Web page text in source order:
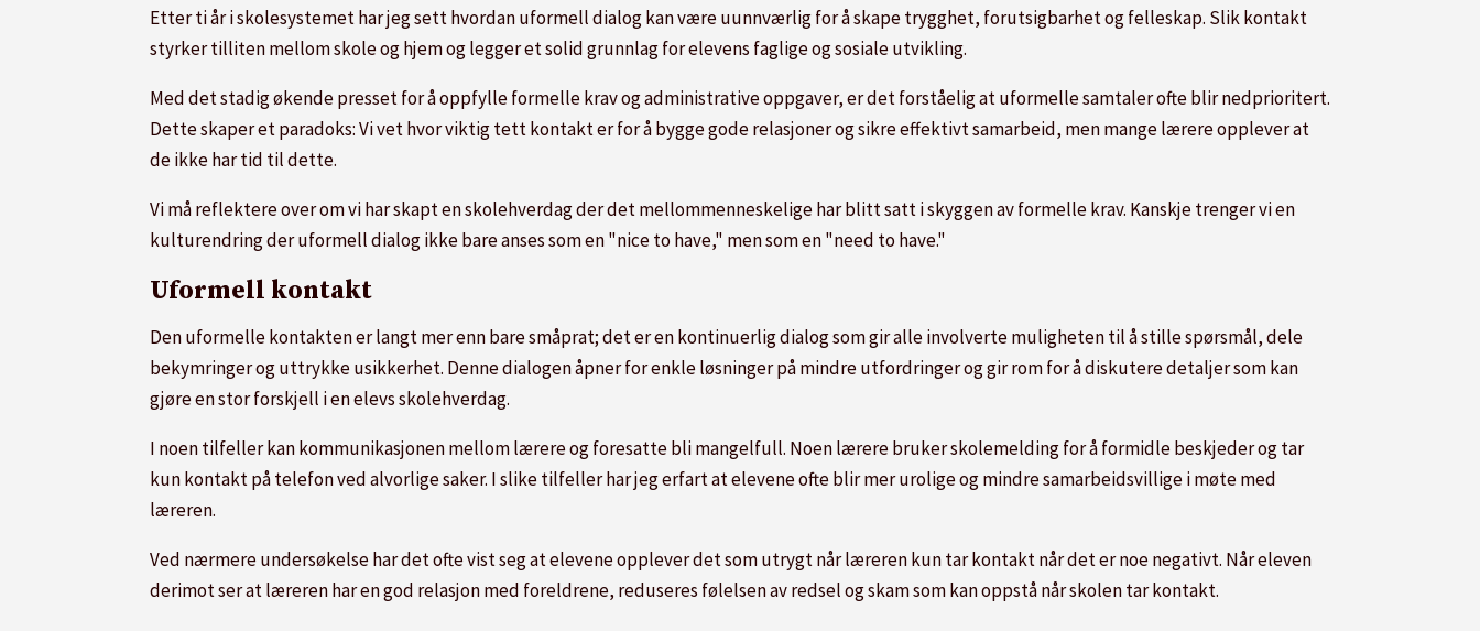
Etter ti år i skolesystemet har jeg sett hvordan uformell dialog kan være uunnværlig for å skape trygghet, forutsigbarhet og felleskap. Slik kontakt
styrker tilliten mellom skole og hjem og legger et solid grunnlag for elevens faglige og sosiale utvikling.
Med det stadig økende presset for å oppfylle formelle krav og administrative oppgaver, er det forståelig at uformelle samtaler ofte blir nedprioritert.
Dette skaper et paradoks: Vi vet hvor viktig tett kontakt er for å bygge gode relasjoner og sikre effektivt samarbeid, men mange lærere opplever at
de ikke har tid til dette.
Vi må reflektere over om vi har skapt en skolehverdag der det mellommenneskelige har blitt satt i skyggen av formelle krav. Kanskje trenger vi en
kulturendring der uformell dialog ikke bare anses som en "nice to have," men som en "need to have."
Uformell kontakt
Den uformelle kontakten er langt mer enn bare småprat; det er en kontinuerlig dialog som gir alle involverte muligheten til å stille spørsmål, dele
bekymringer og uttrykke usikkerhet. Denne dialogen åpner for enkle løsninger på mindre utfordringer og gir rom for å diskutere detaljer som kan
gjøre en stor forskjell i en elevs skolehverdag.
I noen tilfeller kan kommunikasjonen mellom lærere og foresatte bli mangelfull. Noen lærere bruker skolemelding for å formidle beskjeder og tar
kun kontakt på telefon ved alvorlige saker. I slike tilfeller har jeg erfart at elevene ofte blir mer urolige og mindre samarbeidsvillige i møte med
læreren.
Ved nærmere undersøkelse har det ofte vist seg at elevene opplever det som utrygt når læreren kun tar kontakt når det er noe negativt. Når eleven
derimot ser at læreren har en god relasjon med foreldrene, reduseres følelsen av redsel og skam som kan oppstå når skolen tar kontakt.